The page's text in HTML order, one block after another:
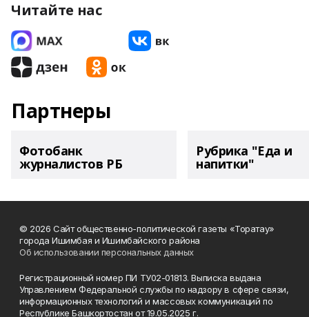
Читайте нас
Партнеры
Фотобанк
журналистов РБ
Рубрика "Еда и
напитки"
© 2026 Сайт общественно-политической газеты «Торатау»
города Ишимбая и Ишимбайского района
Об использовании персональных данных
Регистрационный номер ПИ ТУ02-01813. Выписка выдана
Управлением Федеральной службы по надзору в сфере связи,
информационных технологий и массовых коммуникаций по
Республике Башкортостан от 19.05.2025 г.